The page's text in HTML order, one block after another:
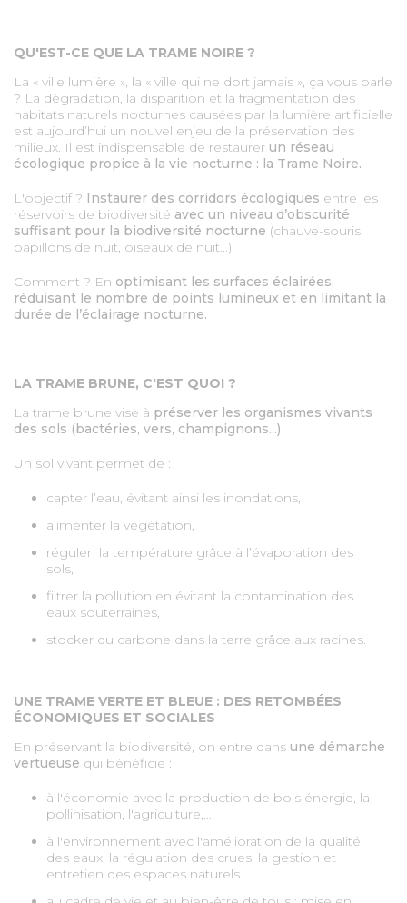
QU'EST-CE QUE LA TRAME NOIRE ?
La « ville lumière », la « ville qui ne dort jamais », ça vous parle
? La dégradation, la disparition et la fragmentation des
habitats naturels nocturnes causées par la lumière artificielle
est aujourd’hui un nouvel enjeu de la préservation des
milieux. Il est indispensable de restaurer un réseau
écologique propice à la vie nocturne : la Trame Noire.
L'objectif ? Instaurer des corridors écologiques entre les
réservoirs de biodiversité avec un niveau d’obscurité
suffisant pour la biodiversité nocturne (chauve-souris,
papillons de nuit, oiseaux de nuit...)
Comment ? En optimisant les surfaces éclairées,
réduisant le nombre de points lumineux et en limitant la
durée de l’éclairage nocturne.
LA TRAME BRUNE, C'EST QUOI ?
La trame brune vise à préserver les organismes vivants
des sols (bactéries, vers, champignons...)
Un sol vivant permet de :
capter l’eau, évitant ainsi les inondations,
alimenter la végétation,
réguler la température grâce à l’évaporation des
sols,
filtrer la pollution en évitant la contamination des
eaux souterraines,
stocker du carbone dans la terre grâce aux racines.
UNE TRAME VERTE ET BLEUE : DES RETOMBÉES
ÉCONOMIQUES ET SOCIALES
En préservant la biodiversité, on entre dans une démarche
vertueuse qui bénéficie :
à l'économie avec la production de bois énergie, la
pollinisation, l'agriculture,...
à l'environnement avec l'amélioration de la qualité
des eaux, la régulation des crues, la gestion et
entretien des espaces naturels...